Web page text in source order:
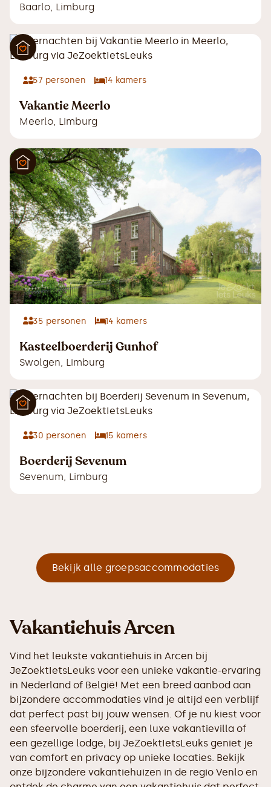
Baarlo, Limburg
57 personen 14 kamers
Vakantie Meerlo
Meerlo, Limburg
35 personen 14 kamers
Kasteelboerderij Gunhof
Swolgen Limburg
30 personen 15 kamers
Boerderij Sevenum
Sevenum Limburg
Bekijk alle groepsaccommodaties
Vakantiehuis Arcen
Vind het leukste vakantiehuis in Arcen bij
JeZoektIetsLeuks voor een unieke vakantie-ervaring
in Nederland of België! Met een breed aanbod aan
bijzondere accommodaties vind je altijd een verblijf
dat perfect past bij jouw wensen. Of je nu kiest voor
een sfeervolle boerderij, een luxe vakantievilla of
een gezellige lodge, bij JeZoektIetsLeuks geniet je
van comfort en privacy op unieke locaties. Bekijk
onze bijzondere vakantiehuizen in de regio Venlo en